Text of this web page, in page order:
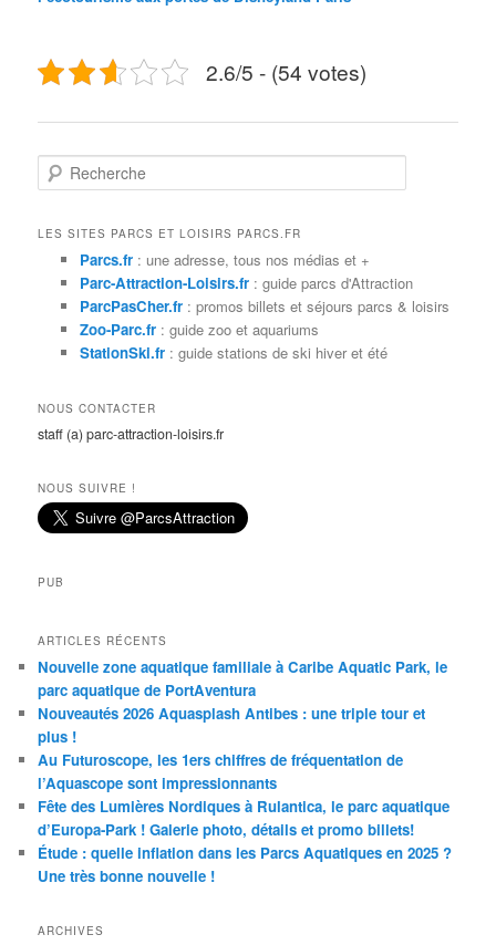
2.6/5 - (54 votes)
e
h
LES SITES PARCS ET LOISIRS PARCS.FR
Parcs.fr: une adresse, tous nos médias et +
Parc-Attraction-Loisirs.fr: guide parcs d'Attraction
ParcPasCher.fr: promos billets et séjours parcs & loisirs
Zoo-Parc.fr: guide zoo et aquariums
StationSki.fr: guide stations de ski hiver et été
NOUS CONTACTER
staff (a) parc-attraction-loisirs.fr
NOUS SUIVRE !
PUB
ARTICLES RÉCENTS
Nouvelle zone aquatique familiale à Caribe Aquatic Park, le
parc aquatique de PortAventura
Nouveautés 2026 Aquasplash Antibes : une triple tour et
plus !
Au Futuroscope, les 1ers chiffres de fréquentation de
l’Aquascope sont impressionnants
Fête des Lumières Nordiques à Rulantica, le parc aquatique
d’Europa-Park ! Galerie photo, détails et promo billets!
Étude : quelle inflation dans les Parcs Aquatiques en 2025 ?
Une très bonne nouvelle !
ARCHIVES